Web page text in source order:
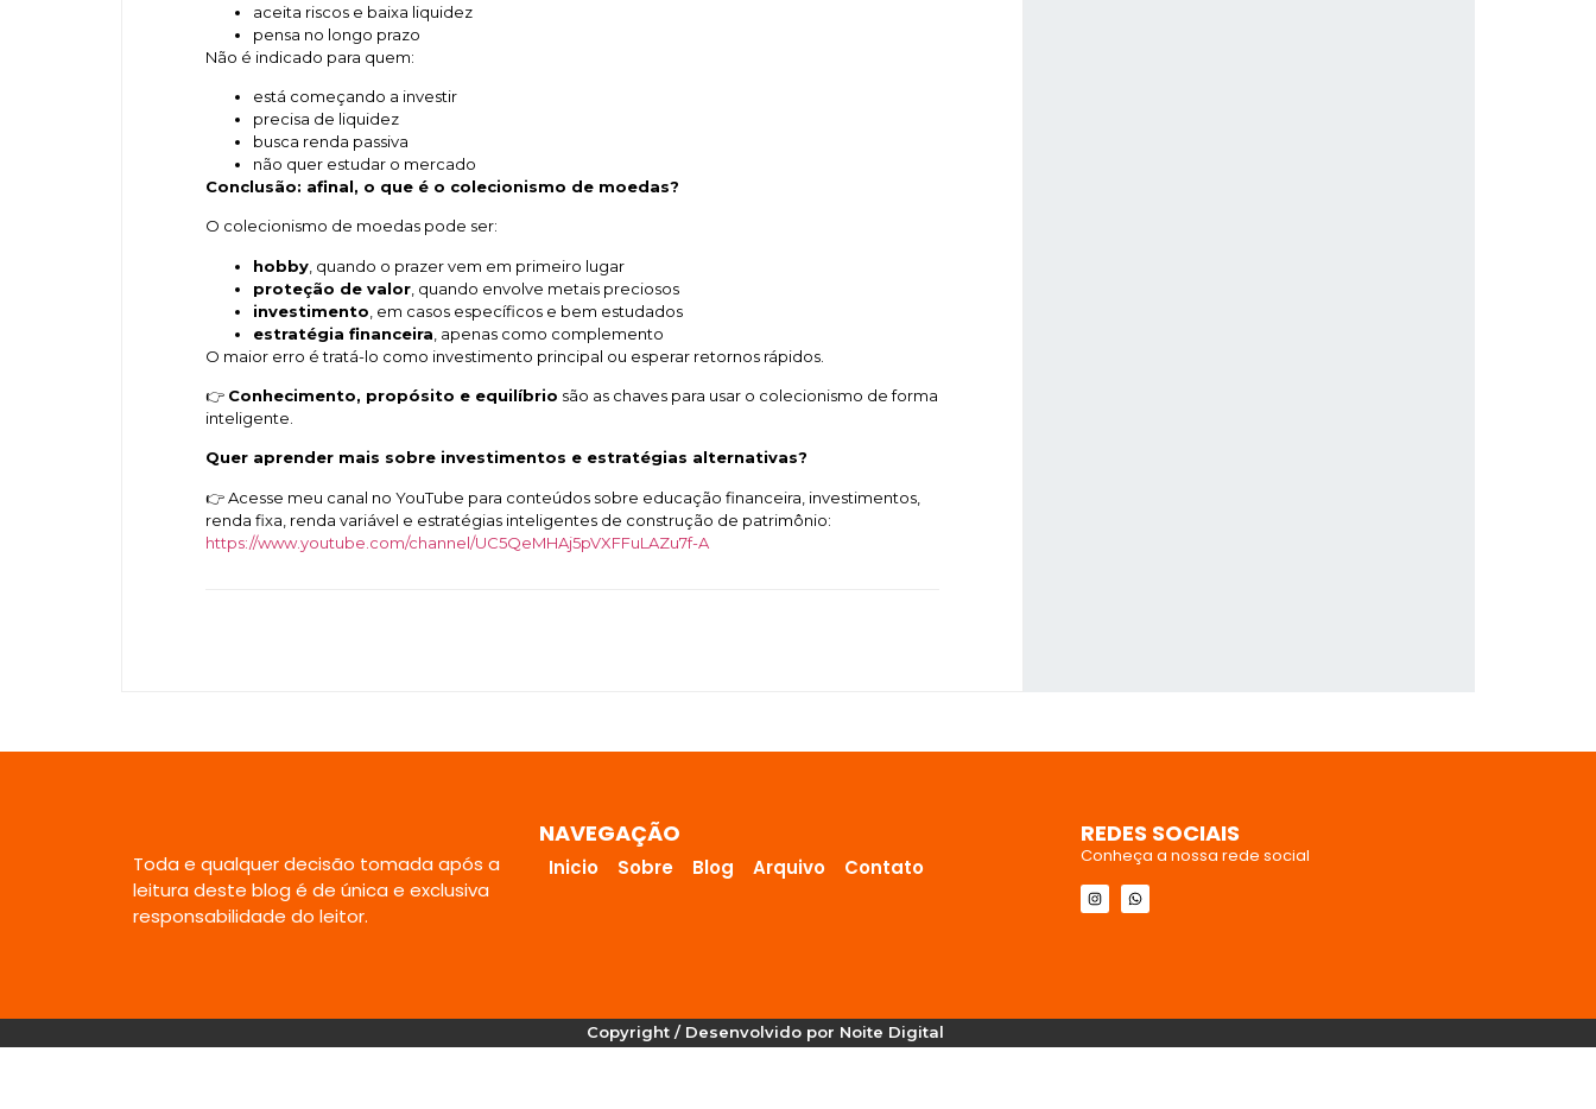
aceita riscos e baixa liquidez
pensa no longo prazo
Não é indicado para quem:
está começando a investir
precisa de liquidez
busca renda passiva
não quer estudar o mercado
Conclusão: afinal, o que é o colecionismo de moedas?
O colecionismo de moedas pode ser:
hobby , quando o prazer vem em primeiro lugar
proteção de valor , quando envolve metais preciosos
investimento , em casos específicos e bem estudados
estratégia financeira , apenas como complemento
O maior erro é tratá-lo como investimento principal ou esperar retornos rápidos.
👉 Conhecimento, propósito e equilíbrio são as chaves para usar o colecionismo de forma
inteligente.
Quer aprender mais sobre investimentos e estratégias alternativas?
👉 Acesse meu canal no YouTube para conteúdos sobre educação financeira, investimentos,
renda fixa, renda variável e estratégias inteligentes de construção de patrimônio:
https://www.youtube.com/channel/UC5QeMHAj5pVXFFuLAZu7f-A
Toda e qualquer decisão tomada após a
leitura deste blog é de única e exclusiva
responsabilidade do leitor.
NAVEGAÇÃO
Inicio Sobre Blog Arquivo Contato
REDES SOCIAIS
Conheça a nossa rede social
Copyright / Desenvolvido por Noite Digital